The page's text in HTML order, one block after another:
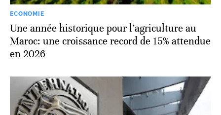
ECONOMIE
Une année historique pour l’agriculture au
Maroc: une croissance record de 15% attendue
en 2026